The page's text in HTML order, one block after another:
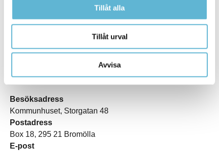
Tillåt alla
Tillåt urval
Avvisa
Besöksadress
Kommunhuset, Storgatan 48
Postadress
Box 18, 295 21 Bromölla
E-post